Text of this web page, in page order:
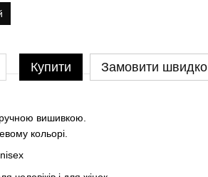
Купити Замовити швидко
вишивкою.
кольорі.